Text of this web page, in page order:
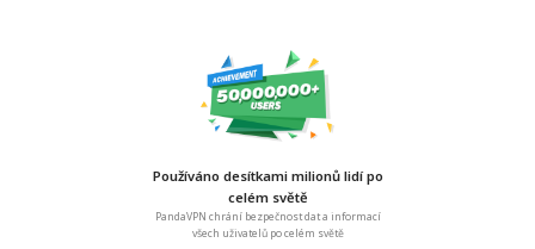
Používáno desítkami milionů lidí po
celém světě
PandaVPN chrání bezpečnost dat a informací
všech uživatelů po celém světě